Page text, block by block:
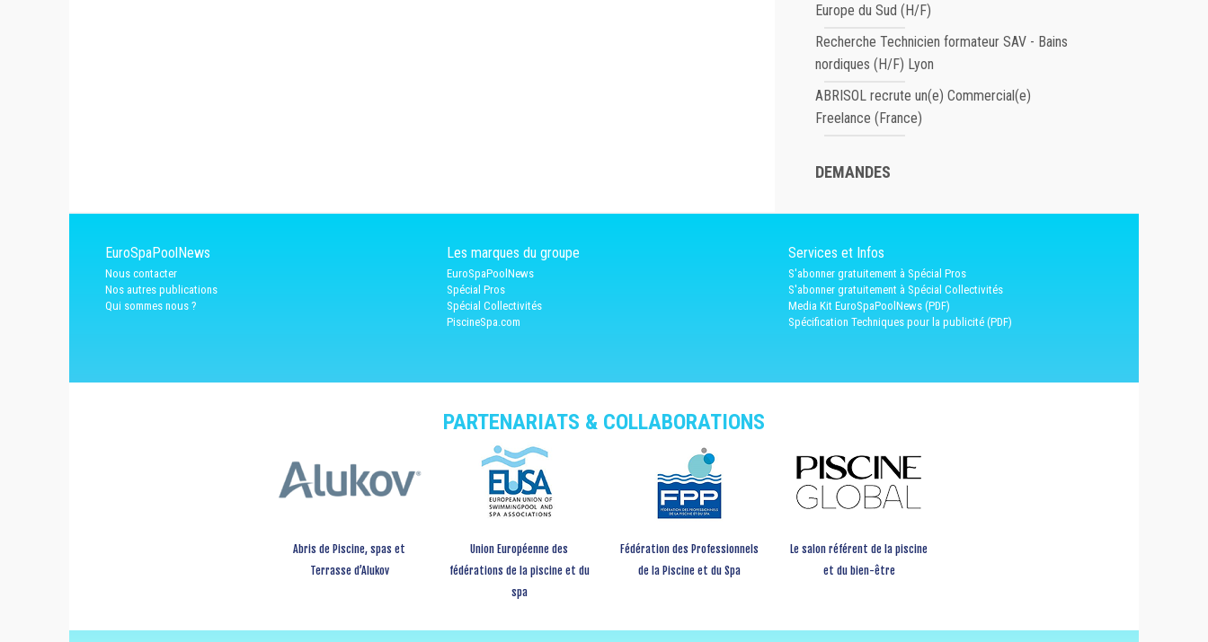
Europe du Sud (H/F)
Recherche Technicien formateur SAV - Bains
nordiques (H/F) Lyon
ABRISOL recrute un(e) Commercial(e)
Freelance (France)
DEMANDES
EuroSpaPoolNews
Nous contacter
Nos autres publications
Qui sommes nous ?
Les marques du groupe
EuroSpaPoolNews
Spécial Pros
Spécial Collectivités
PiscineSpa.com
Services et Infos
S'abonner gratuitement à Spécial Pros
S'abonner gratuitement à Spécial Collectivités
Media Kit EuroSpaPoolNews (PDF)
Spécification Techniques pour la publicité (PDF)
PARTENARIATS & COLLABORATIONS
Abris de Piscine, spas et
Terrasse d’Alukov
Union Européenne des
fédérations de la piscine et du
spa
Fédération des Professionnels
de la Piscine et du Spa
Le salon référent de la piscine
et du bien-être